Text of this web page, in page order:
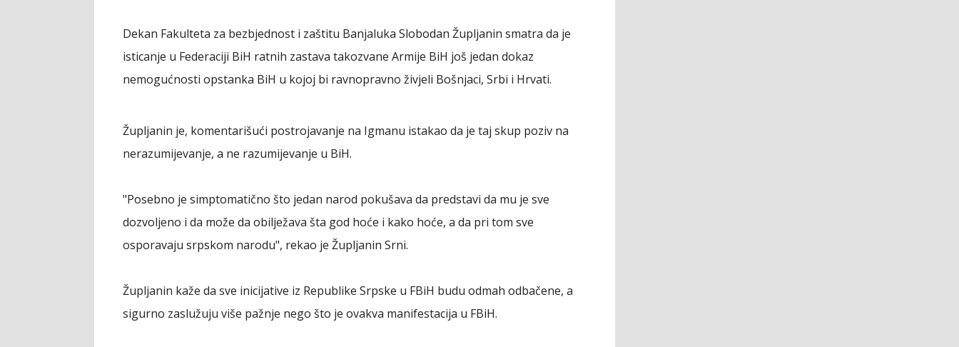
Dekan Fakulteta za bezbjednost i zaštitu Banjaluka Slobodan Župljanin smatra da je
isticanje u Federaciji BiH ratnih zastava takozvane Armije BiH još jedan dokaz
nemogućnosti opstanka BiH u kojoj bi ravnopravno živjeli Bošnjaci, Srbi i Hrvati.
Župljanin je, komentarišući postrojavanje na Igmanu istakao da je taj skup poziv na
nerazumijevanje, a ne razumijevanje u BiH.
"Posebno je simptomatično što jedan narod pokušava da predstavi da mu je sve
dozvoljeno i da može da obilježava šta god hoće i kako hoće, a da pri tom sve
osporavaju srpskom narodu", rekao je Župljanin Srni.
Župljanin kaže da sve inicijative iz Republike Srpske u FBiH budu odmah odbačene, a
sigurno zaslužuju više pažnje nego što je ovakva manifestacija u FBiH.